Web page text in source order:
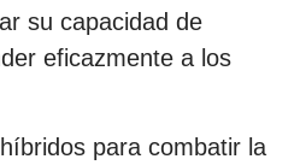
su capacidad de
eficazmente a los
para combatir la